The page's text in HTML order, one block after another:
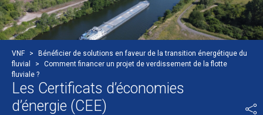
VNF >
Bénéficier de solutions en faveur de la transition énergétique du
fluvial
>
Comment financer un projet de verdissement de la flotte
fluviale ?
Les Certificats d’économies
d’énergie (CEE)